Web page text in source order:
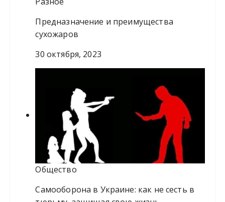
Предназначение и преимущества
сухожаров
30 октября, 2023
Общество
Самооборона в Украине: как не сесть в